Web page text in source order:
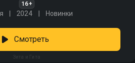
16+
2024 Новинки
Зита и Гита
Смотреть